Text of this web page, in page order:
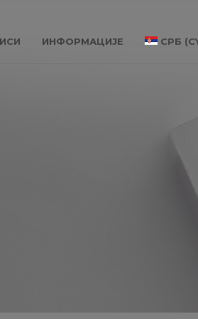
ИНФОРМАЦИЈЕ СРБ